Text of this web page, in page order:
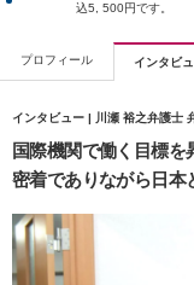
込5, 500円です。
プロフィール インタビ
インタビュー | 川瀬 裕之弁護士
国際機関で働く目標
密着でありながら日本